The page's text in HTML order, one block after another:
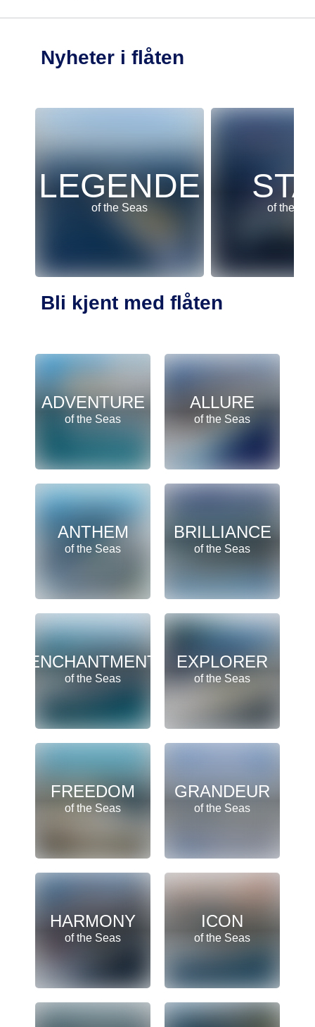
Nyheter i flåten
LEGENDE
of the Seas of the
Bli kjent med flåten
ADVENTURE
of the Seas
ALLURE
of the Seas
ANTHEM
of the Seas
BRILLIANCE
of the Seas
ENCHANTMENT
of the Seas
EXPLORER
of the Seas
FREEDOM
of the Seas
GRANDEUR
of the Seas
HARMONY
of the Seas
ICON
of the Seas